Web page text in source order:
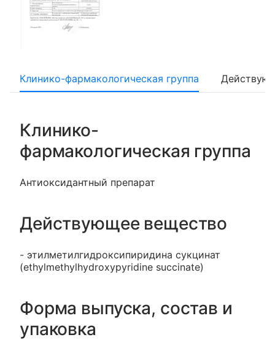
Клинико-фармакологическая группа
Клинико-
фармакологическая группа
Антиоксидантный препарат
Действующее вещество
- этилметилгидроксипиридина сукцинат
(ethylmethylhydroxypyridine succinate)
Форма выпуска, состав и
упаковка